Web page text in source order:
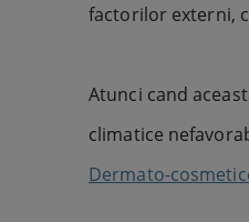
factorilor externi,
Atunci cand
climatice
Dermato-